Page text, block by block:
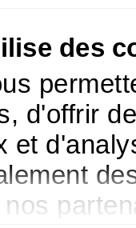
des
d'offrir
et